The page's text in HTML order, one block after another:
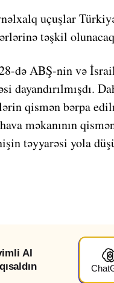
uçuşlar
təşkil
də ABŞ-nin və
dayandırılmışdı.
qismən bərpa
məkanının
təyyarəsi yola
AI